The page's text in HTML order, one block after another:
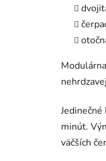
minút.
väčších